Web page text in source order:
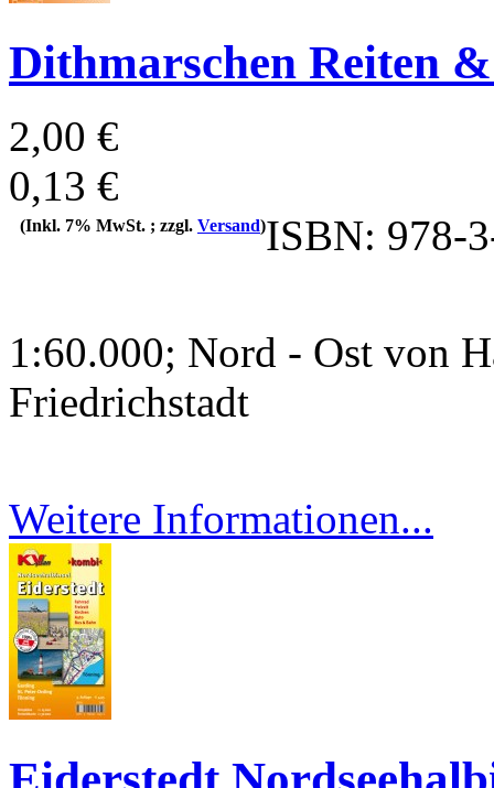
Dithmarschen Reiten
2,00 €
0,13 €
(Inkl. 7% MwSt. ; zzgl. Versand)ISBN: 978-
1:60.000; Nord - Ost von
Friedrichstadt
Weitere Informationen...